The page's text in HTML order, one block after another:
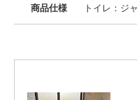
商品仕様 トイレ：ジ